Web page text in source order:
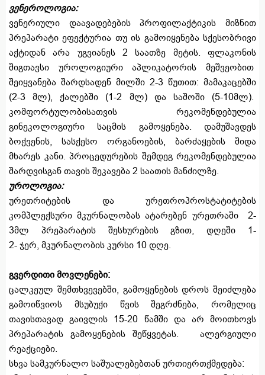
ვენეროლოგია:
ვენერიული დაავადებების პროფილაქტიკის მიზნით
პრეპარატი ეფექტურია თუ ის გამოიყენება სქესობრივი
აქტიდან არა უგვიანეს 2 საათზე მეტის. ფლაკონის
შიგთავსი უროლოგიური აპლიკატორის მეშვეობით
შეიყვანება შარდსადენ მილში 2-3 წუთით: მამაკაცებში
(2-3 მლ), ქალებში (1-2 მლ) და საშოში (5-10მლ).
კომფორტულობისათვის რეკომენდებულია
გინეკოლოგიური საცმის გამოყენება. დამუშავდეს
ბოქვენის, სასქესო ორგანოების, ბარძაყების შიდა
მხარეს კანი. პროცედურების შემდეგ რეკომენდებულია
შარდვისგან თავის შეკავება 2 საათის მანძილზე.
უროლოგია:
ურეთრიტების და ურეთროპროსტატიტების
კომპლექსური მკურნალობას ატარებენ ურეთრაში 2-
3მლ პრეპარატის შესხურების გზით, დღეში 1-
2- ჯერ, მკურნალობის კურსი 10 დღე.
გვერდითი მოვლენები:
ცალკეულ შემთხვევებში, გამოყენების დროს შეიძლება
გამოიწვიოს მსუბუქი წვის შეგრძნება, რომელიც
თავისთავად გაივლის 15-20 წამში და არ მოითხოვს
პრეპარატის გამოყენების შეწყვეტას. ალერგიული
რეაქციები.
სხვა სამკურნალო საშუალებებთან ურთიერთქმედება: